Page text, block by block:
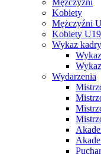
Kobiety
Mężczyźni
Kobiety U19
Wykaz
Wydarzenia